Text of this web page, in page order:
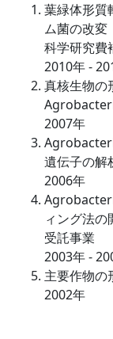
葉緑体形質
ム菌の改変
科学研究費
2010年 -
真核生物の
2007年
遺伝子の解
2006年
ィング法の
受託事業
2003年 -
主要作物の
2002年